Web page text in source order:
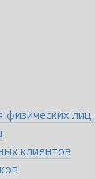
лиц
клиентов